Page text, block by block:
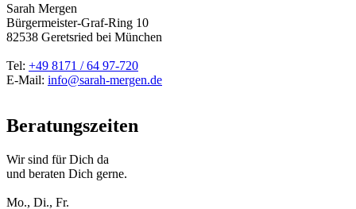
Sarah Mergen
Bürgermeister-Graf-Ring 10
82538 Geretsried bei München
Tel: +49 8171 / 64 97-720
E-Mail: info@sarah-mergen.de
Beratungszeiten
Wir sind für Dich da
und beraten Dich gerne.
Mo., Di., Fr.